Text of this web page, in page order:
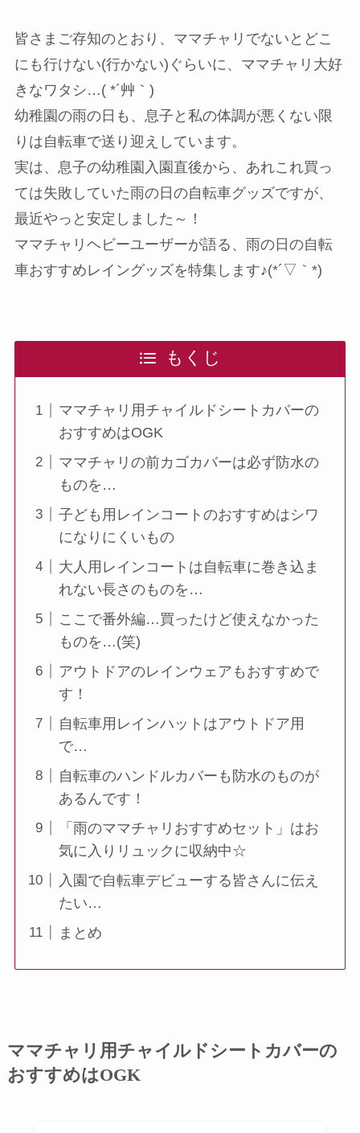
皆さまご存知のとおり、ママチャリでないとどこ
にも行けない(行かない)ぐらいに、ママチャリ大好
きなワタシ…( *´艸｀)
幼稚園の雨の日も、息子と私の体調が悪くない限
りは自転車で送り迎えしています。
実は、息子の幼稚園入園直後から、あれこれ買っ
ては失敗していた雨の日の自転車グッズですが、
最近やっと安定しました～！
ママチャリヘビーユーザーが語る、雨の日の自転
車おすすめレイングッズを特集します♪(*´▽｀*)
もくじ
ママチャリ用チャイルドシートカバーの
おすすめはOGK
ママチャリの前カゴカバーは必ず防水の
ものを…
子ども用レインコートのおすすめはシワ
になりにくいもの
大人用レインコートは自転車に巻き込ま
れない長さのものを…
ここで番外編…買ったけど使えなかった
ものを…(笑)
アウトドアのレインウェアもおすすめで
す！
自転車用レインハットはアウトドア用
で…
自転車のハンドルカバーも防水のものが
あるんです！
「雨のママチャリおすすめセット」はお
気に入りリュックに収納中☆
入園で自転車デビューする皆さんに伝え
たい…
まとめ
ママチャリ用チャイルドシートカバーの
おすすめはOGK